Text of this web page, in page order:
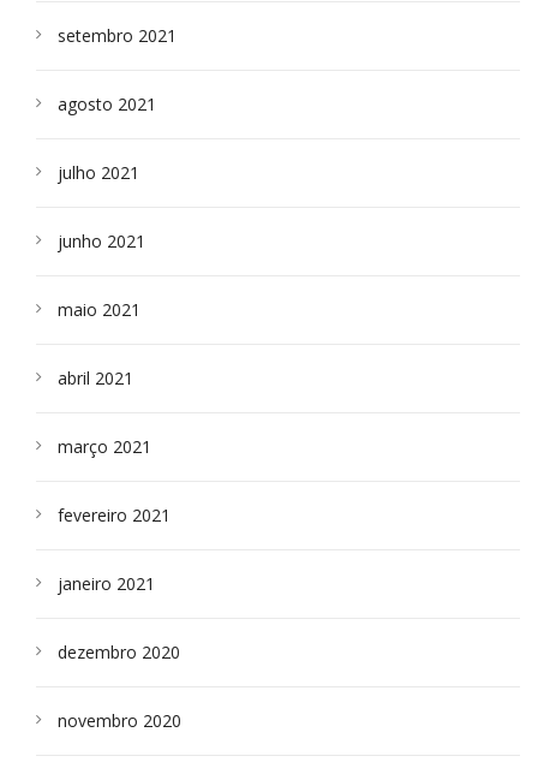
setembro 2021
agosto 2021
julho 2021
junho 2021
maio 2021
abril 2021
março 2021
fevereiro 2021
janeiro 2021
dezembro 2020
novembro 2020